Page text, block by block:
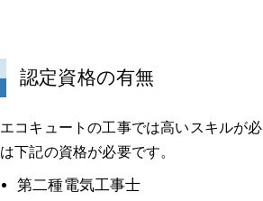
認定資格の有無
エコキュートの工事では高いスキルが
は下記の資格が必要です。
第二種電気工事士